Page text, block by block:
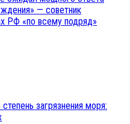
— советник
РФ «по всему подряд»
загрязнения моря: